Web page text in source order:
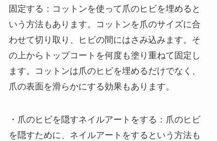
固定する：コットンを使って爪のヒビを埋めると
いう方法もあります。コットンを爪のサイズに合
わせて切り取り、ヒビの間にはさみ込みます。そ
の上からトップコートを何度も塗り重ねて固定し
ます。コットンは爪のヒビを埋めるだけでなく、
爪の表面を滑らかにする効果もあります。
・爪のヒビを隠すネイルアートをする：爪のヒビ
を隠すために、ネイルアートをするという方法も